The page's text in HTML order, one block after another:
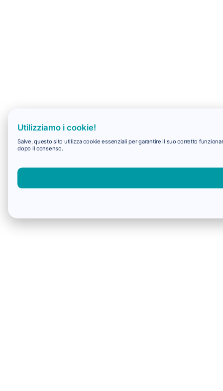
Utilizziamo i cookie!
Salve, questo sito utilizza cookie essenziali per garantire il suo corretto
dopo il consenso.